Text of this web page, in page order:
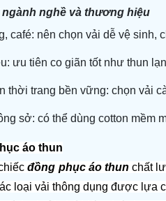
nghề và thương hiệu
café: nên chọn vải dễ vệ sinh,
ưu tiên co giãn tốt như thun
thời trang bền vững: chọn vải
sở: có thể dùng cotton mềm
áo thun
đồng phục áo thun chất
loại vải thông dụng được lựa